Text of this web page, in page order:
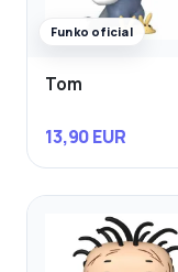
Funko oficial
Tom
13,90 EUR